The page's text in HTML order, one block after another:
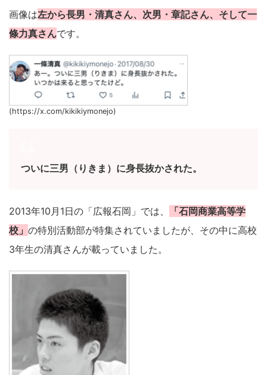
画像は左から長男・清真さん、次男・章記さん、そして一
條力真さんです。
(https://x.com/kikikiymonejo)
ついに三男（りきま）に身長抜かされた。
2013年10月1日の「広報石岡」では、
「石岡商業高等学
校」 の特別活動部が特集されていましたが、その中に高校
3年生の清真さんが載っていました。